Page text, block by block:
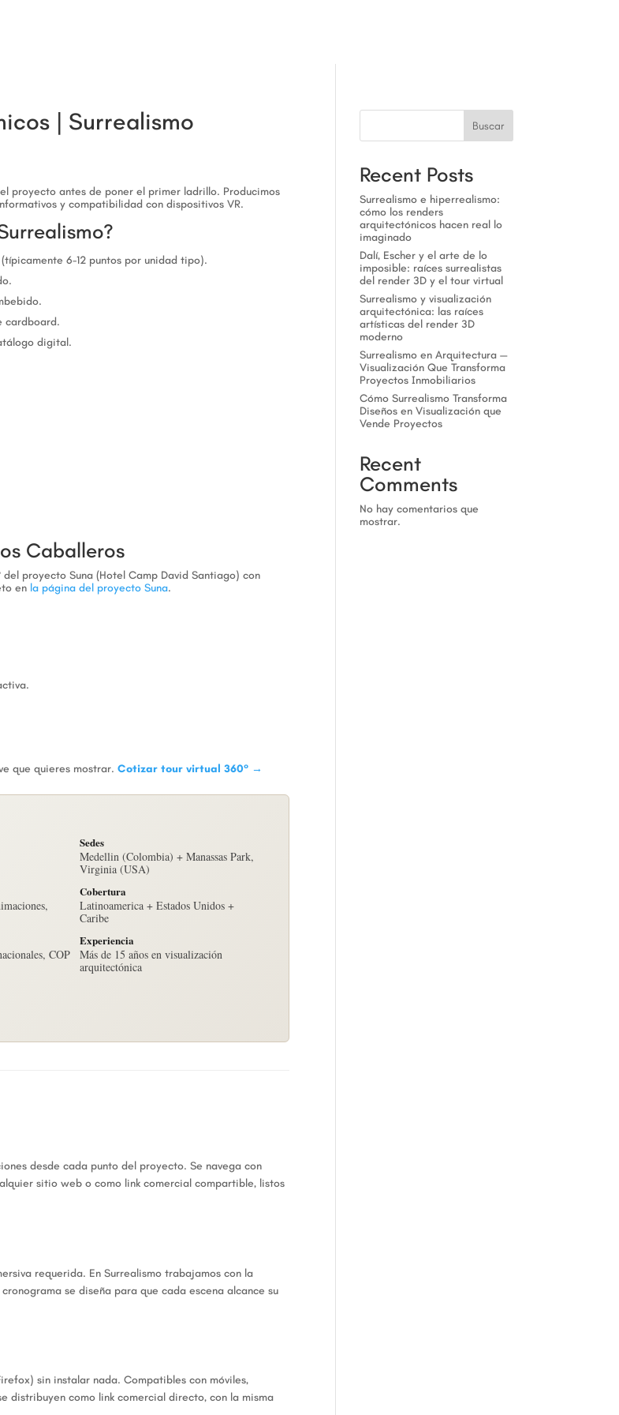
| Surrealismo
proyecto antes de poner el primer ladrillo. Producimos
y compatibilidad con dispositivos VR.
6-12 puntos por unidad tipo).
cardboard.
digital.
Caballeros
proyecto Suna (Hotel Camp David Santiago) con
en la página del proyecto Suna.
que quieres mostrar.Cotizar tour virtual 360° →
Sedes
Medellin (Colombia) + Manassas Park,
Virginia (USA)
Cobertura
Latinoamerica + Estados Unidos +
Caribe
COP
Experiencia
Más de 15 años en visualización
arquitectónica
desde cada punto del proyecto. Se navega con
sitio web o como link comercial compartible, listos
requerida. En Surrealismo trabajamos con la
se diseña para que cada escena alcance su
sin instalar nada. Compatibles con móviles,
distribuyen como link comercial directo, con la misma
Buscar
Recent Posts
Surrealismo e hiperrealismo:
cómo los renders
arquitectónicos hacen real lo
imaginado
Dalí, Escher y el arte de lo
imposible: raíces surrealistas
del render 3D y el tour virtual
Surrealismo y visualización
arquitectónica: las raíces
artísticas del render 3D
moderno
Surrealismo en Arquitectura —
Visualización Que Transforma
Proyectos Inmobiliarios
Cómo Surrealismo Transforma
Diseños en Visualización que
Vende Proyectos
Recent
Comments
No hay comentarios que
mostrar.